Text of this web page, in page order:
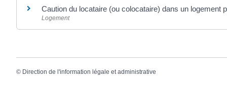
Caution du locataire (ou colocataire) dans un logement
Logement
© Direction de l'information légale et administrative